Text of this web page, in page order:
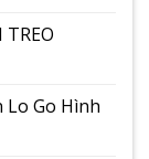
Go Hình